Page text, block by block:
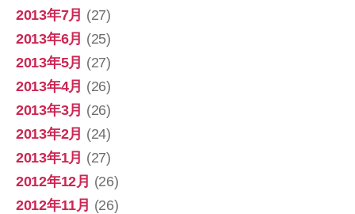
2013年7月 (27)
2013年6月 (25)
2013年5月 (27)
2013年4月 (26)
2013年3月 (26)
2013年2月 (24)
2013年1月 (27)
2012年12月 (26)
2012年11月 (26)